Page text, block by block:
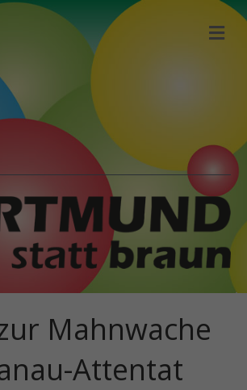
N
A
O
N
Mahnwache
Attentat